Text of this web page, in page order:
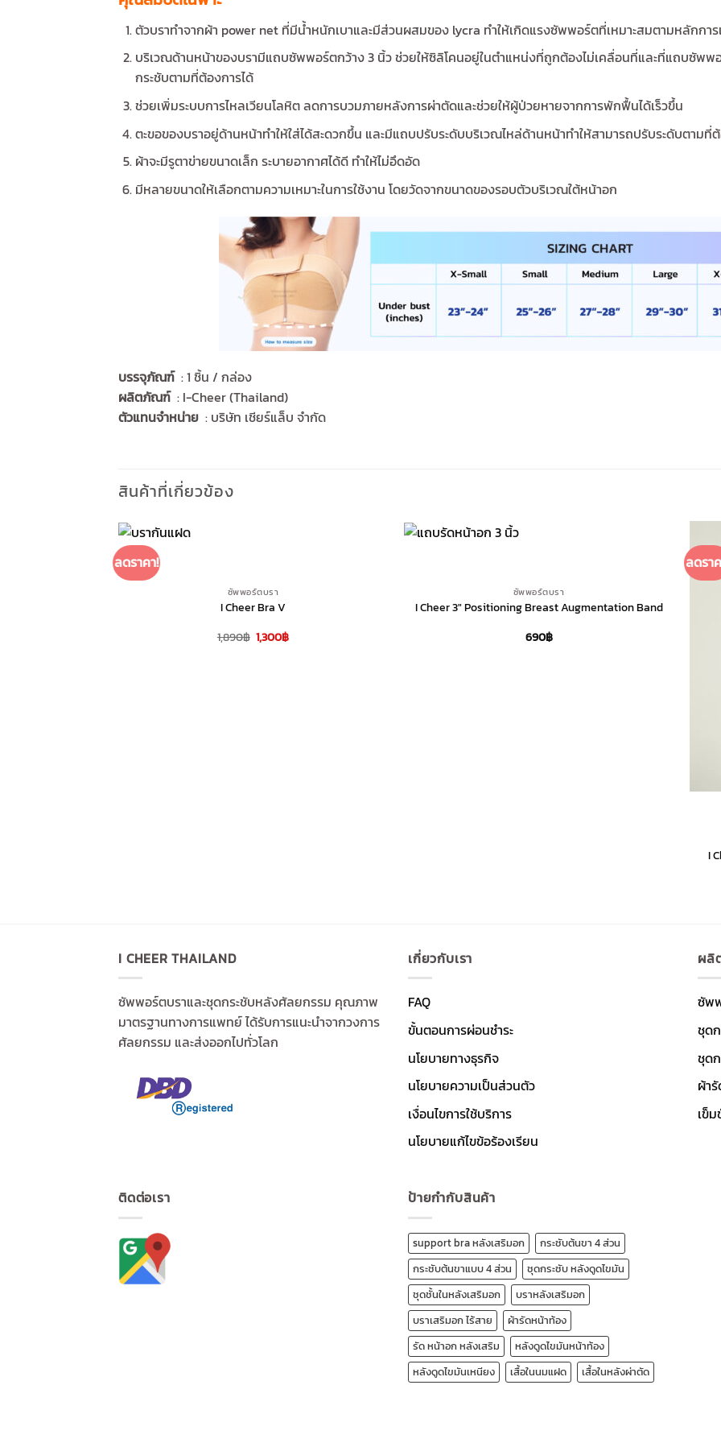
ตัวบราทำจากผ้า power net ที่มีน้ำหนักเบาและมีส่วนผสมของ lycra ทำให้เกิดแรงซัพพอร์ตที่เหมาะสมตามหลักกา
บริเวณด้านหน้าของบรามีแถบซัพพอร์ตกว้าง 3 นิ้ว ช่วยให้ซิลิโคนอยู่ในตำแหน่งที่ถูกต้องไม่เคลื่อนที่และที่แถบซัพพอ
กระชับตามที่ต้องการได้
ช่วยเพิ่มระบบการไหลเวียนโลหิต ลดการบวมภายหลังการผ่าตัดและช่วยให้ผู้ป่วยหายจากการพักฟื้นได้เร็วขึ้น
ตะขอของบราอยู่ด้านหน้าทำให้ใส่ได้สะดวกขึ้น และมีแถบปรับระดับบริเวณไหล่ด้านหน้าทำให้สามารถปรับระดับตามที่
ผ้าจะมีรูตาข่ายขนาดเล็ก ระบายอากาศได้ดี ทำให้ไม่อึดอัด
มีหลายขนาดให้เลือกตามความเหมาะในการใช้งาน โดยวัดจากขนาดของรอบตัวบริเวณใต้หน้าอก
บรรจุภัณฑ์: 1 ชิ้น / กล่อง
ผลิตภัณฑ์: I-Cheer (Thailand)
ตัวแทนจำหน่าย : บริษัท เชียร์แล็บ จำกัด
สินค้าที่เกี่ยวข้อง
ลดราคา!
ซัพพอร์ตบรา
I Cheer Bra V
1,890฿ Original
price
1,300฿Current
ซัพพอร์ตบรา
I Cheer 3″ Positioning Breast Augmentation Band
690฿
ลดรา
I
I CHEER THAILAND
ซัพพอร์ตบราและชุดกระชับหลังศัลยกรรม คุณภาพ
มาตรฐานทางการแพทย์ ได้รับการแนะนำจากวงการ
ศัลยกรรม และส่งออกไปทั่วโลก
เกี่ยวกับเรา
FAQ
ขั้นตอนการผ่อนชำระ
นโยบายทางธุรกิจ
นโยบายความเป็นส่วนตัว
เงื่อนไขการใช้บริการ
นโยบายแก้ไขข้อร้องเรียน
ผลิ
ซัพ
ชุด
ชุด
ผ้า
เข็
ติดต่อเรา ป้ายกำกับสินค้า
support bra หลังเสริมอก
กระชับต้นขา 4 ส่วน
กระชับต้นขาแบบ 4 ส่วน
ชุดกระชับ หลังดูดไขมัน
ชุดชั้นในหลังเสริมอก
บราหลังเสริมอก
บราเสริมอก ไร้สาย
ผ้ารัดหน้าท้อง
รัด หน้าอก หลังเสริม
หลังดูดไขมันหน้าท้อง
หลังดูดไขมันเหนียง
เสื้อในนมแฝด เสื้อในหลังผ่าตัด